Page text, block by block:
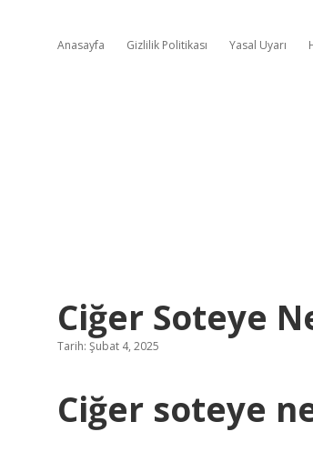
Anasayfa Gizlilik Politikası Yasal Uyarı
Ciğer Soteye
Tarih: Şubat 4, 2025
Ciğer soteye